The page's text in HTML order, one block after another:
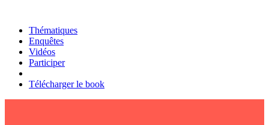
Thématiques
Enquêtes
Vidéos
Participer
Télécharger le book